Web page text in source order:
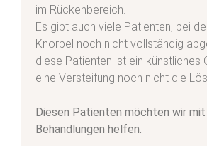
im Rückenbereich.
Es gibt auch viele Patienten, bei
Knorpel noch nicht vollständig
diese Patienten ist ein künstliches
eine Versteifung noch nicht die
Diesen Patienten möchten wir mit
Behandlungen helfen.